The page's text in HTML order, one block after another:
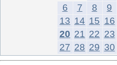
6
7 8 9
13 14 15 16
20 21 22 23
27 28 29 30